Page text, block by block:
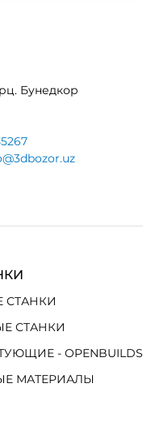
Бунедкор
СТАНКИ
СТАНКИ
- OPENBUILDS
МАТЕРИАЛЫ